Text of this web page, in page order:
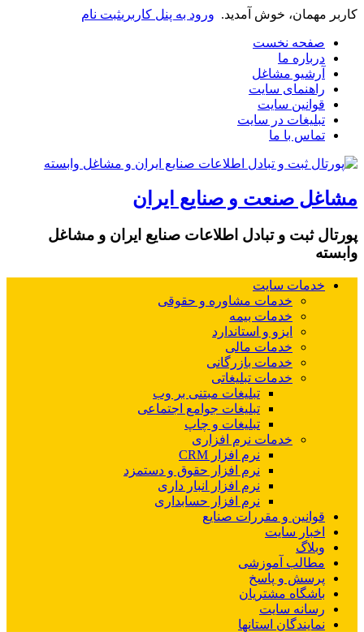
کاربر مهمان، خوش آمدید. ورود به پنل کاربریثبت نام
صفحه نخست
درباره ما
آرشیو مشاغل
راهنمای سایت
قوانین سایت
تبلیغات در سایت
تماس با ما
مشاغل صنعت و صنایع ایران
پورتال ثبت و تبادل اطلاعات صنایع ایران و مشاغل
وابسته
خدمات سایت
خدمات مشاوره و حقوقی
خدمات بیمه
ایزو و استاندارد
خدمات مالی
خدمات بازرگانی
خدمات تبلیغاتی
تبلیغات مبتنی بر وب
تبلیغات جوامع اجتماعی
تبلیغات و چاپ
خدمات نرم افزاری
نرم افزار CRM
نرم افزار حقوق و دستمزد
نرم افزار انبار داری
نرم افزار حسابداری
قوانین و مقررات صنایع
اخبار سایت
وبلاگ
مطالب آموزشی
پرسش و پاسخ
باشگاه مشتریان
رسانه سایت
نمایندگان استانها